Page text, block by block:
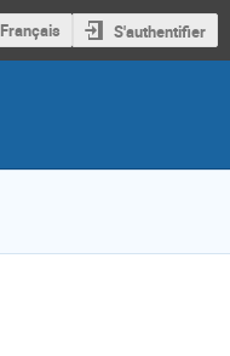
Français S'authentifier